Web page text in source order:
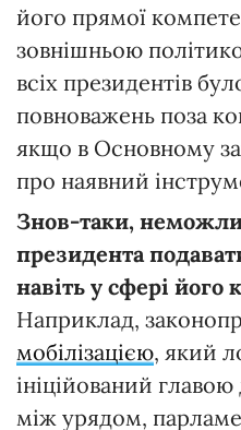
його прямої
зовнішньою
всіх президентів
повноважень поза
якщо в Основному
про наявний
Знов-таки,
президента
навіть у сфері його
Наприклад,
мобілізацією, який
ініційований
між урядом,